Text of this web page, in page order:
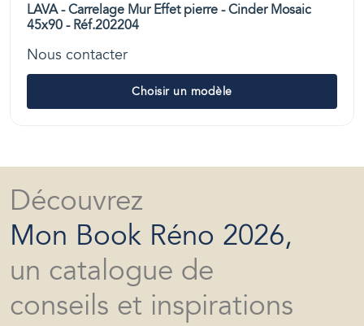
LAVA - Carrelage Mur Effet pierre - Cinder Mosaic
45x90 - Réf.202204
Nous contacter
Choisir un modèle
Découvrez
Mon Book Réno 2026,
un catalogue de
conseils et inspirations